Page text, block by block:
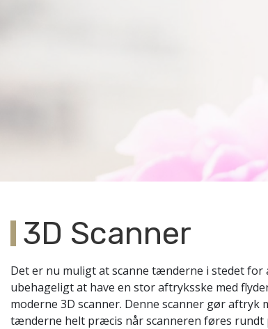
3D Scanner
Det er nu muligt at scanne tænderne i stedet
ubehageligt at have en stor aftryksske med
moderne 3D scanner. Denne scanner gør
tænderne helt præcis når scanneren føres rundt